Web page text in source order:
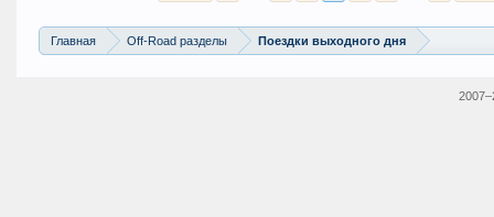
Главная Off-Road разделы Поездки выходного дня
2007–